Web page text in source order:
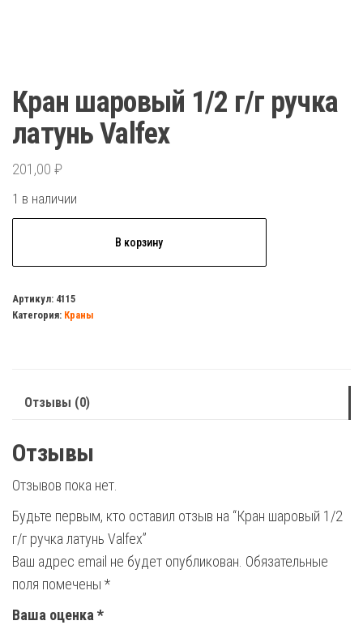
Кран шаровый 1/2 г/г ручка
латунь Valfex
201,00 ₽
1 в наличии
шаровый
1/2
латунь
В корзину
Артикул: 4115
Категория: Краны
Отзывы (0)
Отзывы
Отзывов пока нет.
Будьте первым, кто оставил отзыв на “Кран шаровый 1/2
г/г ручка латунь Valfex”
Ваш адрес email не будет опубликован. Обязательные
поля помечены *
Ваша оценка *